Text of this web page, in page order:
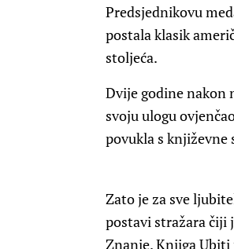
Predsjednikovu
postala klasik
stoljeća.
Dvije godine nakon
svoju ulogu
povukla s književne
Zato je za sve
postavi stražara čiji
Znanje. Knjiga